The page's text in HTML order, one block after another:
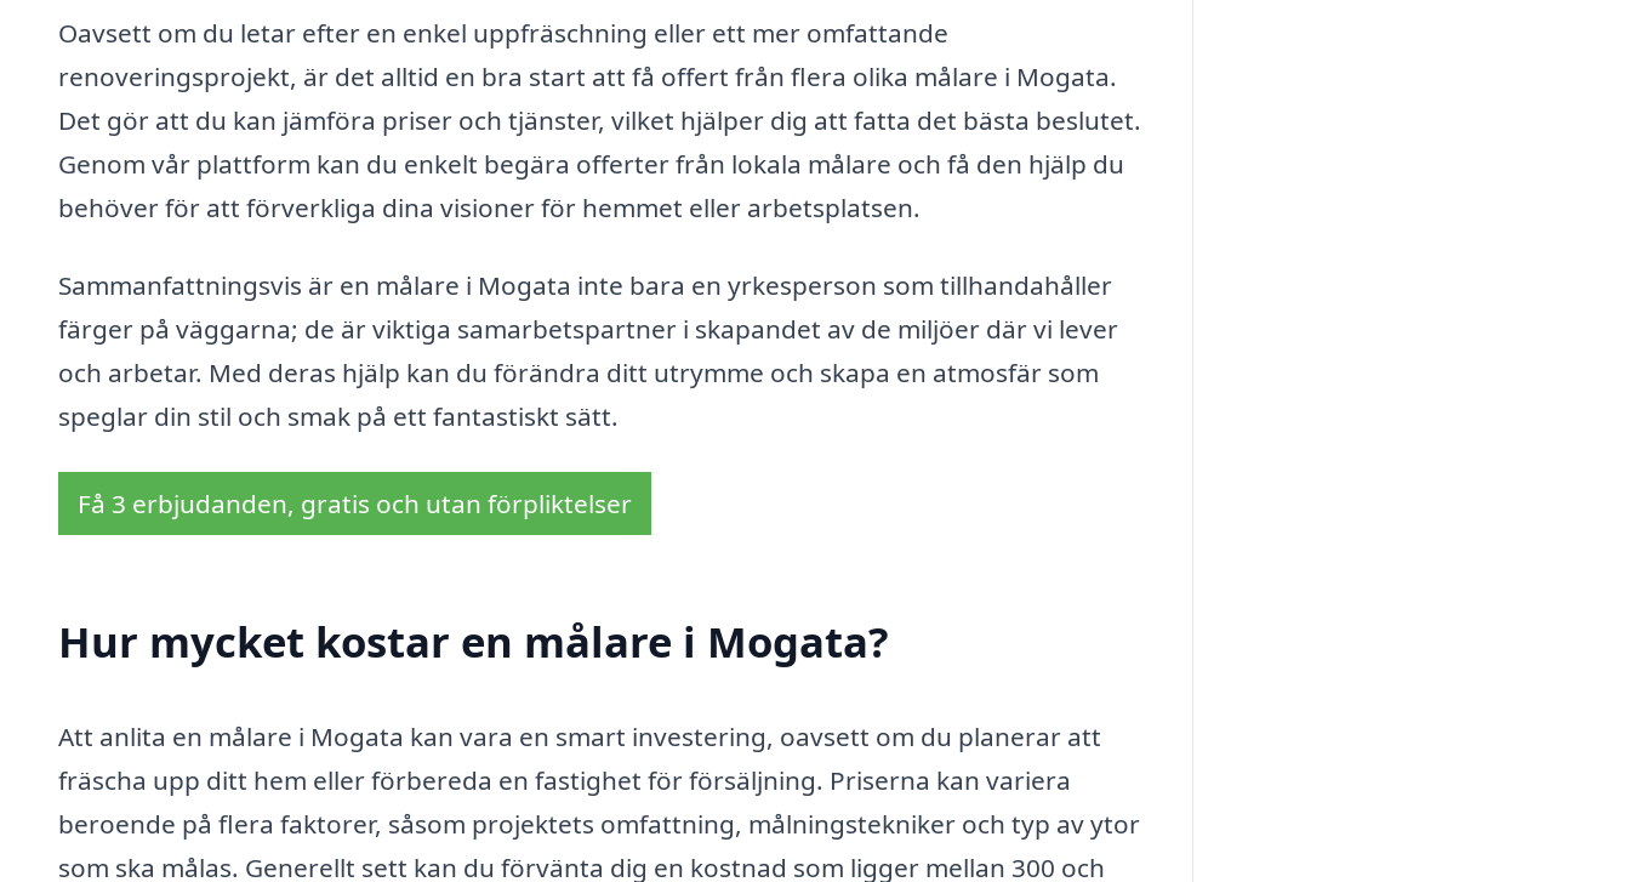
Oavsett om du letar efter en enkel uppfräschning eller ett mer omfattande
renoveringsprojekt, är det alltid en bra start att få offert från flera olika målare i Mogata.
Det gör att du kan jämföra priser och tjänster, vilket hjälper dig att fatta det bästa beslutet.
Genom vår plattform kan du enkelt begära offerter från lokala målare och få den hjälp du
behöver för att förverkliga dina visioner för hemmet eller arbetsplatsen.
Sammanfattningsvis är en målare i Mogata inte bara en yrkesperson som tillhandahåller
färger på väggarna; de är viktiga samarbetspartner i skapandet av de miljöer där vi lever
och arbetar. Med deras hjälp kan du förändra ditt utrymme och skapa en atmosfär som
speglar din stil och smak på ett fantastiskt sätt.
Få 3 erbjudanden, gratis och utan förpliktelser
Hur mycket kostar en målare i Mogata?
Att anlita en målare i Mogata kan vara en smart investering, oavsett om du planerar att
fräscha upp ditt hem eller förbereda en fastighet för försäljning. Priserna kan variera
beroende på flera faktorer, såsom projektets omfattning, målningstekniker och typ av ytor
som ska målas. Generellt sett kan du förvänta dig en kostnad som ligger mellan 300 och